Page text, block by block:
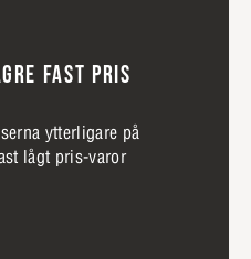
FAST PRIS
ytterligare på
lågt pris-varor